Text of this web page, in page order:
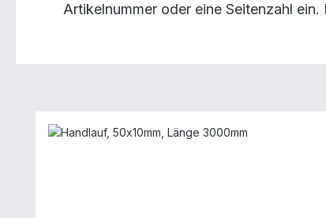
Artikelnummer oder eine Seitenzahl